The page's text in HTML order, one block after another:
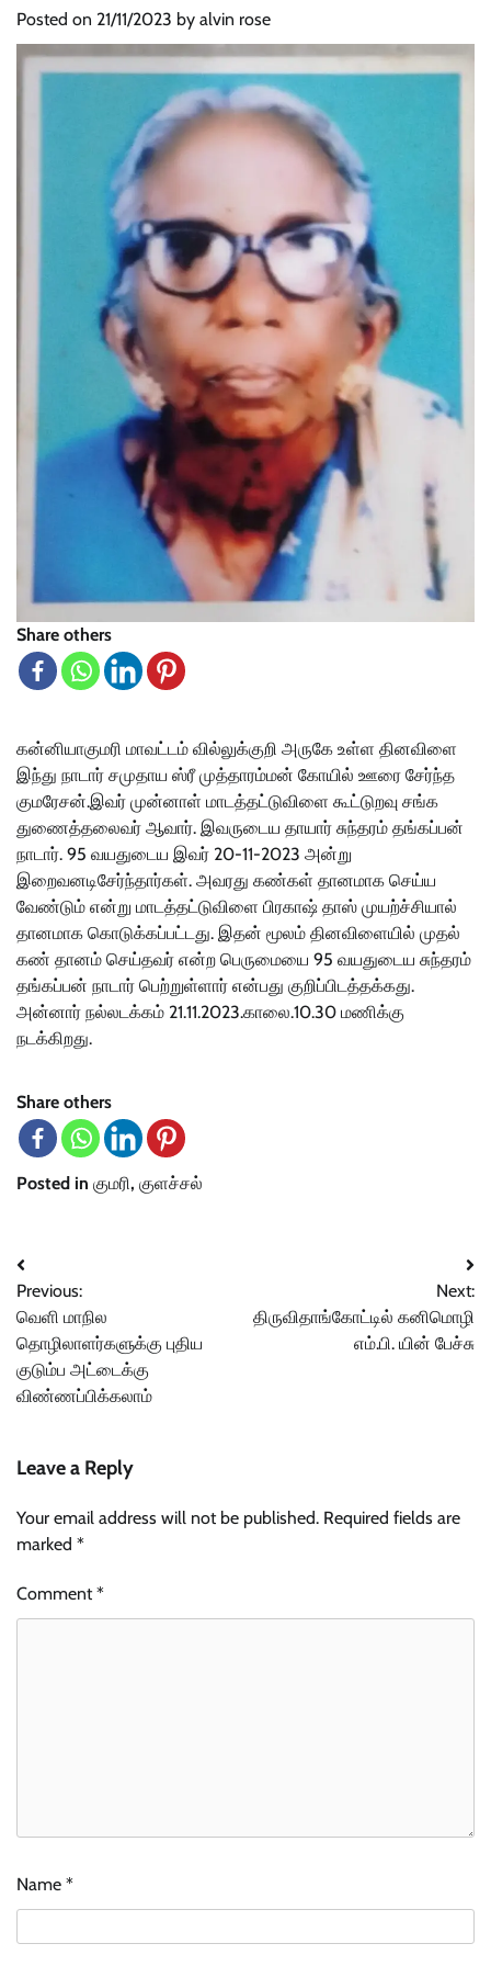
Posted on 21/11/2023 by alvin rose
Share others
கன்னியாகுமரி மாவட்டம் வில்லுக்குறி அருகே உள்ள தினவிளை
இந்து நாடார் சமுதாய ஸ்ரீ முத்தாரம்மன் கோயில் ஊரை சேர்ந்த
குமரேசன்.இவர் முன்னாள் மாடத்தட்டுவிளை கூட்டுறவு சங்க
துணைத்தலைவர் ஆவார். இவருடைய தாயார் சுந்தரம் தங்கப்பன்
நாடார். 95 வயதுடைய இவர் 20-11-2023 அன்று
இறைவனடிசேர்ந்தார்கள். அவரது கண்கள் தானமாக செய்ய
வேண்டும் என்று மாடத்தட்டுவிளை பிரகாஷ் தாஸ் முயற்ச்சியால்
தானமாக கொடுக்கப்பட்டது. இதன் மூலம் தினவிளையில் முதல்
கண் தானம் செய்தவர் என்ற பெருமையை 95 வயதுடைய சுந்தரம்
தங்கப்பன் நாடார் பெற்றுள்ளார் என்பது குறிப்பிடத்தக்கது.
அன்னார் நல்லடக்கம் 21.11.2023.காலை.10.30 மணிக்கு
நடக்கிறது.
Share others
Posted in குமரி, குளச்சல்
Post
navigation
Previous:
வெளி மாநில
தொழிலாளர்களுக்கு புதிய
குடும்ப அட்டைக்கு
விண்ணப்பிக்கலாம்
Next:
திருவிதாங்கோட்டில் கனிமொழி
எம்.பி. யின் பேச்சு
Leave a Reply
Your email address will not be published. Required fields are
marked *
Comment*
Name *